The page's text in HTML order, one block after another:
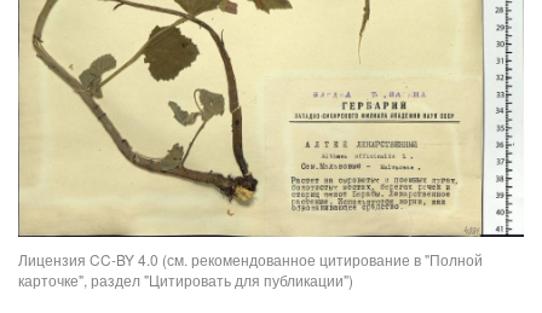
Лицензия CC-BY 4.0 (см. рекомендованное цитирование в "Полной
карточке", раздел "Цитировать для публикации")